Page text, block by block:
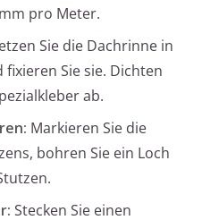
pro Meter.
Sie die Dachrinne in
Sie sie. Dichten
ab.
Markieren Sie die
bohren Sie ein Loch
Stecken Sie einen